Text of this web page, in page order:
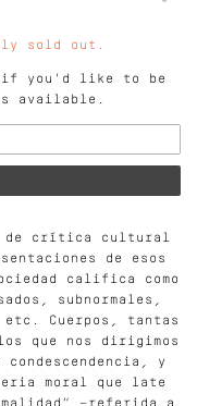
sold out.
if you'd like to be
available.
de crítica cultural
de esos
califica como
subnormales,
Cuerpos, tantas
que nos dirigimos
y
moral que late